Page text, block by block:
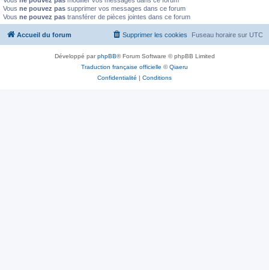
Vous ne pouvez pas supprimer vos messages dans ce forum
Vous ne pouvez pas transférer de pièces jointes dans ce forum
Accueil du forum Fuseau horaire sur UTC
Supprimer les cookies
Développé parphpBB® Forum Software © phpBB Limited
Traduction française officielle ©Qiaeru
Confidentialité | Conditions